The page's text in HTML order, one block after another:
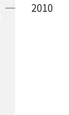
2010